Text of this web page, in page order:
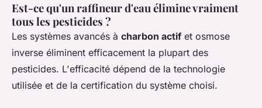
Est-ce qu'un raffineur d'eau élimine vraiment
tous les pesticides ?
Les systèmes avancés à charbon actif et osmose
inverse éliminent efficacement la plupart des
pesticides. L'efficacité dépend de la technologie
utilisée et de la certification du système choisi.